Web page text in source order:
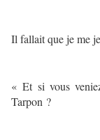
Il fallait que je me
« Et si vous
Tarpon ?